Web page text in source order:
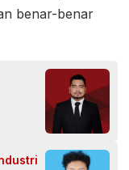
benar-benar